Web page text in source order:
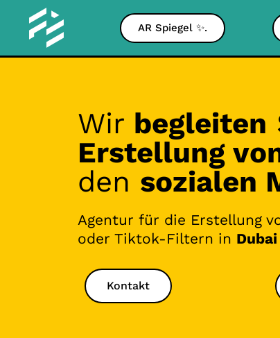
AR Spiegel ✨.
Wir begleiten
Erstellung
den sozialen
Agentur für die Erstellung
oder Tiktok-Filtern in Dubai
Kontakt